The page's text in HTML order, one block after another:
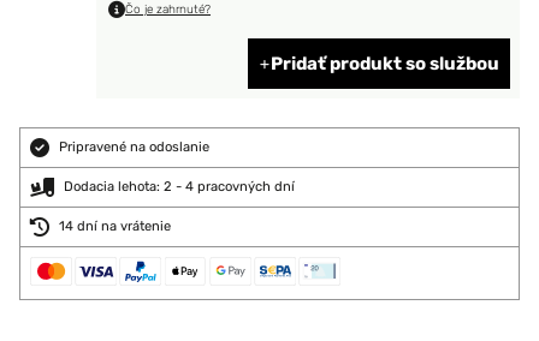
Čo je zahrnuté?
Pridať produkt so službou
Pripravené na odoslanie
Dodacia lehota: 2 - 4 pracovných dní
14 dní na vrátenie